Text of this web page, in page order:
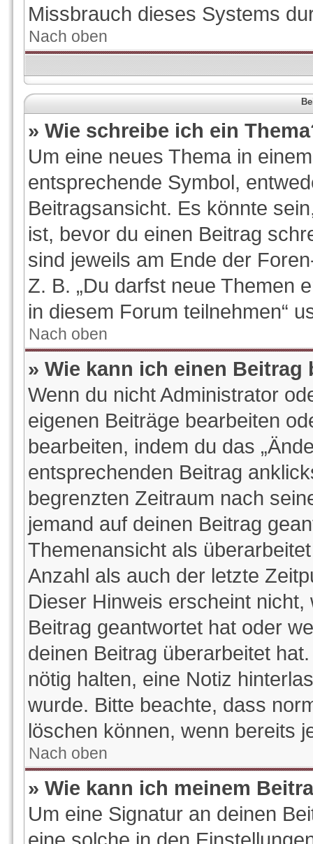
Missbrauch dieses Systems
Nach oben
» Wie schreibe ich ein
Um eine neues Thema in
entsprechende Symbol,
Beitragsansicht. Es könnte
ist, bevor du einen Beitrag
sind jeweils am Ende der
Z. B. „Du darfst neue Themen
in diesem Forum teilnehmen“
Nach oben
» Wie kann ich einen
Wenn du nicht Administrator
eigenen Beiträge bearbeiten
bearbeiten, indem du das
entsprechenden Beitrag
begrenzten Zeitraum nach
jemand auf deinen Beitrag
Themenansicht als
Anzahl als auch der letzte
Dieser Hinweis erscheint
Beitrag geantwortet hat oder
deinen Beitrag überarbeitet
nötig halten, eine Notiz
wurde. Bitte beachte, dass
löschen können, wenn bereits
Nach oben
» Wie kann ich meinem
Um eine Signatur an deinen